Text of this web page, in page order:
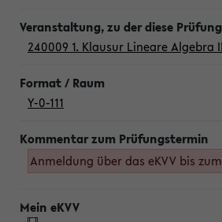
240009 1. Klausur Lineare Algebra
Y-0-111
Anmeldung über das eKVV bis